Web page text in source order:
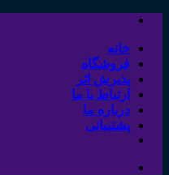
Skip
contentخانه
فروشگاه
پذیرش اثر
ارتباط با ما
درباره ما
پشتیبانی